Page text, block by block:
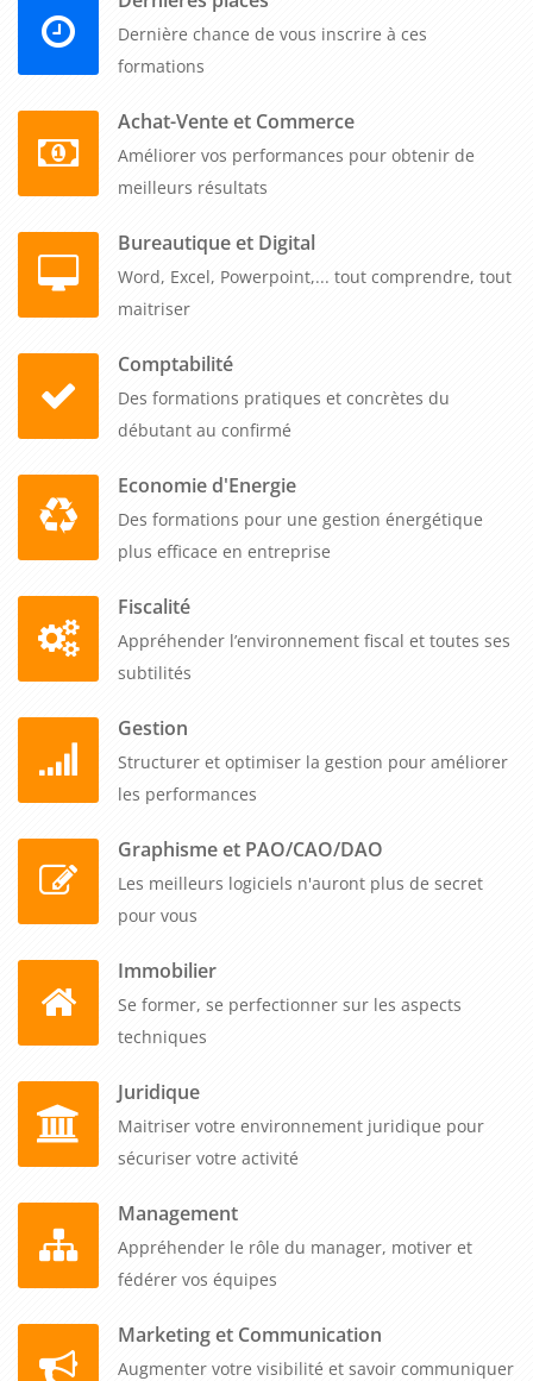
maintenues dès un participant, et notre tarif unique couvre
de 1 à 5 collaborateurs pour le même prix, tout inclus. Vous
planning, et où vous voulez : partout en France dans vos
locaux, nos salles ou en distanciel. Transformez la gestion de
votre temps et de vos priorités en atout stratégique pour
Dernière chance de vous inscrire à ces
formations
Achat-Vente et Commerce
Améliorer vos performances pour obtenir de
meilleurs résultats
Bureautique et Digital
Word, Excel, Powerpoint,... tout comprendre, tout
maitriser
Comptabilité
Des formations pratiques et concrètes du
débutant au confirmé
Economie d'Energie
Des formations pour une gestion énergétique
plus efficace en entreprise
Fiscalité
Appréhender l’environnement fiscal et toutes ses
subtilités
Gestion
Structurer et optimiser la gestion pour améliorer
les performances
Graphisme et PAO/CAO/DAO
Les meilleurs logiciels n'auront plus de secret
pour vous
Immobilier
Se former, se perfectionner sur les aspects
techniques
Juridique
Maitriser votre environnement juridique pour
sécuriser votre activité
Management
Appréhender le rôle du manager, motiver et
fédérer vos équipes
Marketing et Communication
Augmenter votre visibilité et savoir communiquer